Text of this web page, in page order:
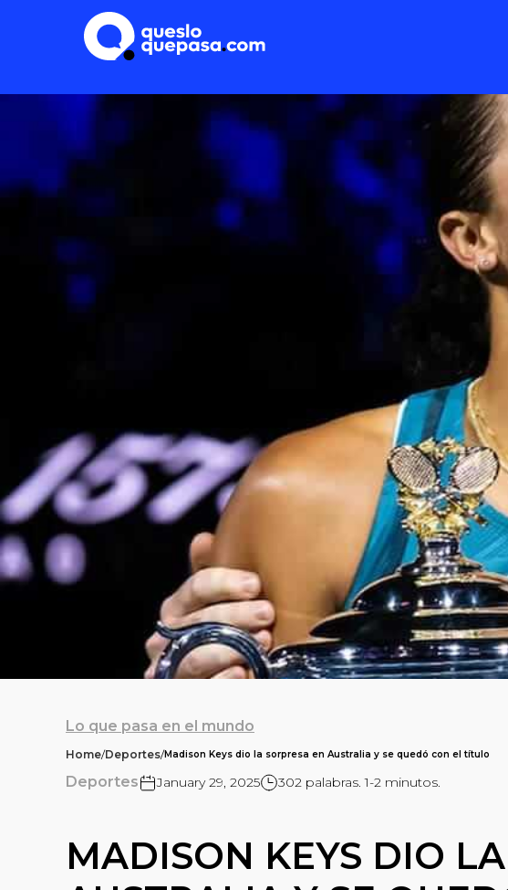
Lo que pasa en el mundo
Home/Deportes/Madison Keys dio la sorpresa en Australia y se quedó con el título
Deportes January 29, 2025 302 palabras. 1-2 minutos.
MADISON KEYS DIO